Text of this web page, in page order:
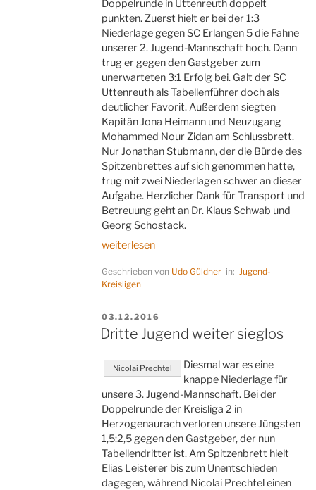
Doppelrunde in Uttenreuth doppelt
punkten. Zuerst hielt er bei der 1:3
Niederlage gegen SC Erlangen 5 die Fahne
unserer 2. Jugend-Mannschaft hoch. Dann
trug er gegen den Gastgeber zum
unerwarteten 3:1 Erfolg bei. Galt der SC
Uttenreuth als Tabellenführer doch als
deutlicher Favorit. Außerdem siegten
Kapitän Jona Heimann und Neuzugang
Mohammed Nour Zidan am Schlussbrett.
Nur Jonathan Stubmann, der die Bürde des
Spitzenbrettes auf sich genommen hatte,
trug mit zwei Niederlagen schwer an dieser
Aufgabe. Herzlicher Dank für Transport und
Betreuung geht an Dr. Klaus Schwab und
Georg Schostack.
„Vincent
weiterlesen
Geschrieben von Udo Güldner in: Jugend-
Kreisligen
VERÖFFENTLICHT
AM
03.12.2016
Dritte Jugend weiter sieglos
Nicolai Prechtel
Diesmal war es eine
knappe Niederlage für
unsere 3. Jugend-Mannschaft. Bei der
Doppelrunde der Kreisliga 2 in
Herzogenaurach verloren unsere Jüngsten
1,5:2,5 gegen den Gastgeber, der nun
Tabellendritter ist. Am Spitzenbrett hielt
Elias Leisterer bis zum Unentschieden
dagegen, während Nicolai Prechtel einen